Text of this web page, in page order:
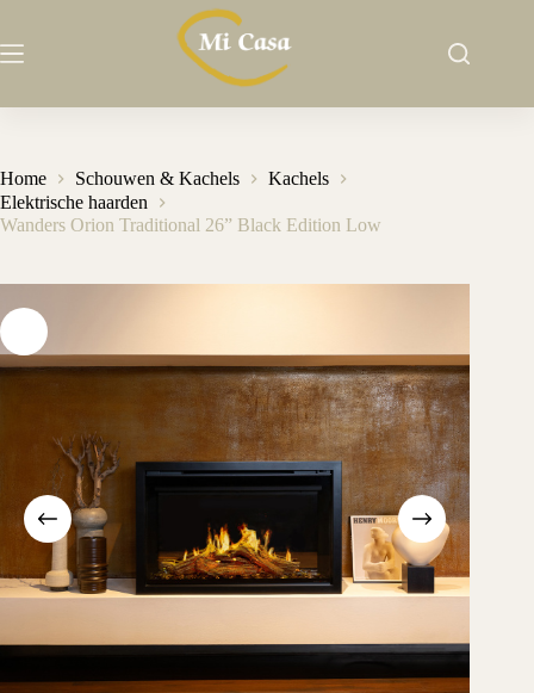
de
Home Schouwen & Kachels
Kachels
Elektrische haarden
Wanders Orion Traditional 26” Black Edition Low